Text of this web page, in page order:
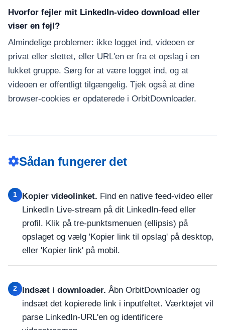
Hvorfor fejler mit LinkedIn-video download eller
viser en fejl?
Almindelige problemer: ikke logget ind, videoen er
privat eller slettet, eller URL'en er fra et opslag i en
lukket gruppe. Sørg for at være logget ind, og at
videoen er offentligt tilgængelig. Tjek også at dine
browser-cookies er opdaterede i OrbitDownloader.
Sådan fungerer det
1 Kopier videolinket. Find en native feed-video eller
LinkedIn Live-stream på dit LinkedIn-feed eller
profil. Klik på tre-punktsmenuen (ellipsis) på
opslaget og vælg 'Kopier link til opslag' på desktop,
eller 'Kopier link' på mobil.
2 Indsæt i downloader. Åbn OrbitDownloader og
indsæt det kopierede link i inputfeltet. Værktøjet vil
parse LinkedIn-URL'en og identificere